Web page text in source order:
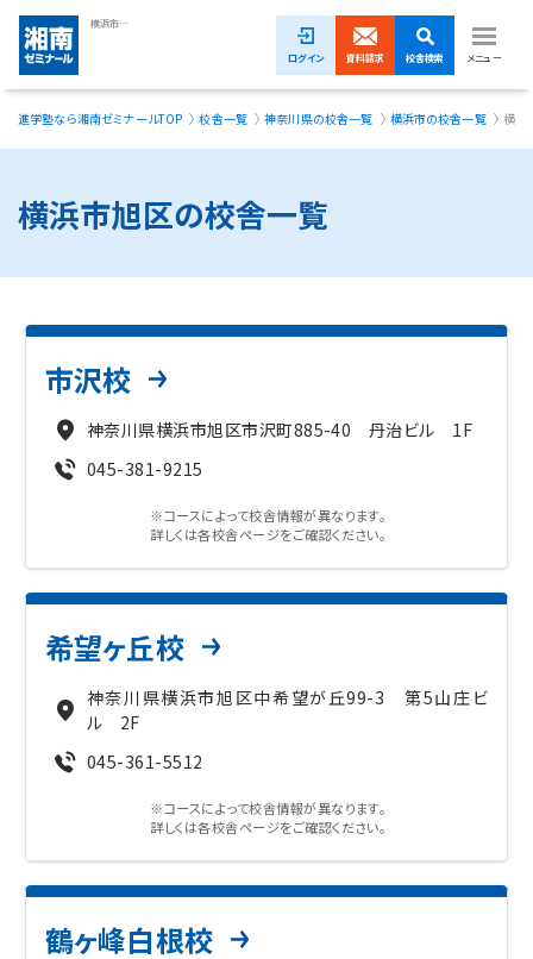
横浜市旭区の塾・学習塾・進学塾【湘南ゼミナール】
ログイン 資料請求 校舎検索 メニュー
1ヵ月無料体験受付中！
中学生
合格実績
入試情報
お近くの校舎を探す
進学塾なら湘南ゼミナールTOP 校舎一覧 神奈川県の校舎一覧 横浜市の校舎一覧 横浜
横浜市旭区の校舎一覧
市沢校
神奈川県横浜市旭区市沢町885-40 丹治ビル 1F
045-381-9215
※コースによって校舎情報が異なります。
詳しくは各校舎ページをご確認ください。
希望ヶ丘校
神奈川県横浜市旭区中希望が丘99-3 第5山庄ビ
ル 2F
045-361-5512
※コースによって校舎情報が異なります。
詳しくは各校舎ページをご確認ください。
鶴ヶ峰白根校